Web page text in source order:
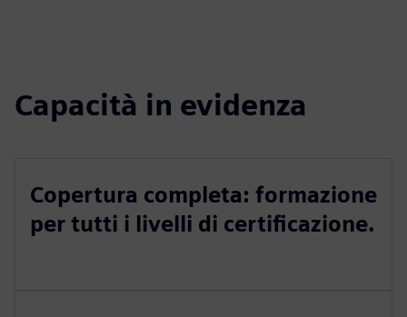
Capacità in evidenza
Copertura completa: formazione
per tutti i livelli di certificazione.